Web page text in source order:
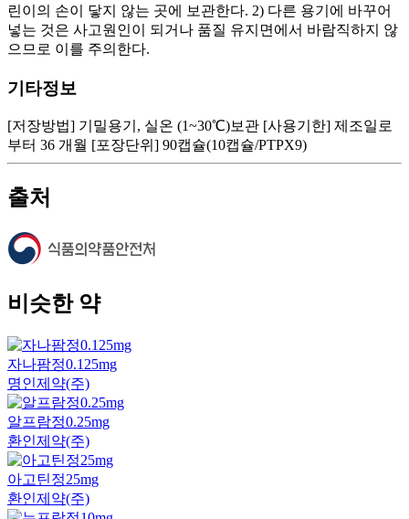
린이의 손이 닿지 않는 곳에 보관한다. 2) 다른 용기에 바꾸어
넣는 것은 사고원인이 되거나 품질 유지면에서 바람직하지 않
으므로 이를 주의한다.
기타정보
[저장방법] 기밀용기, 실온 (1~30℃)보관 [사용기한] 제조일로
부터 36 개월 [포장단위] 90캡슐(10캡슐/PTPX9)
출처
비슷한 약
자나팜정0.125mg
명인제약(주)
알프람정0.25mg
환인제약(주)
아고틴정25mg
환인제약(주)